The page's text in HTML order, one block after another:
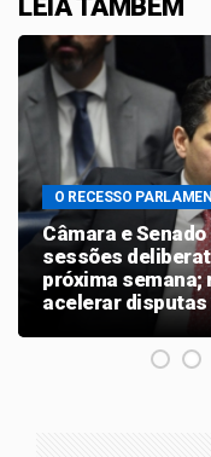
LEIA TAMBÉM
O RECESSO
Câmara e
sessões
próxima semana;
acelerar